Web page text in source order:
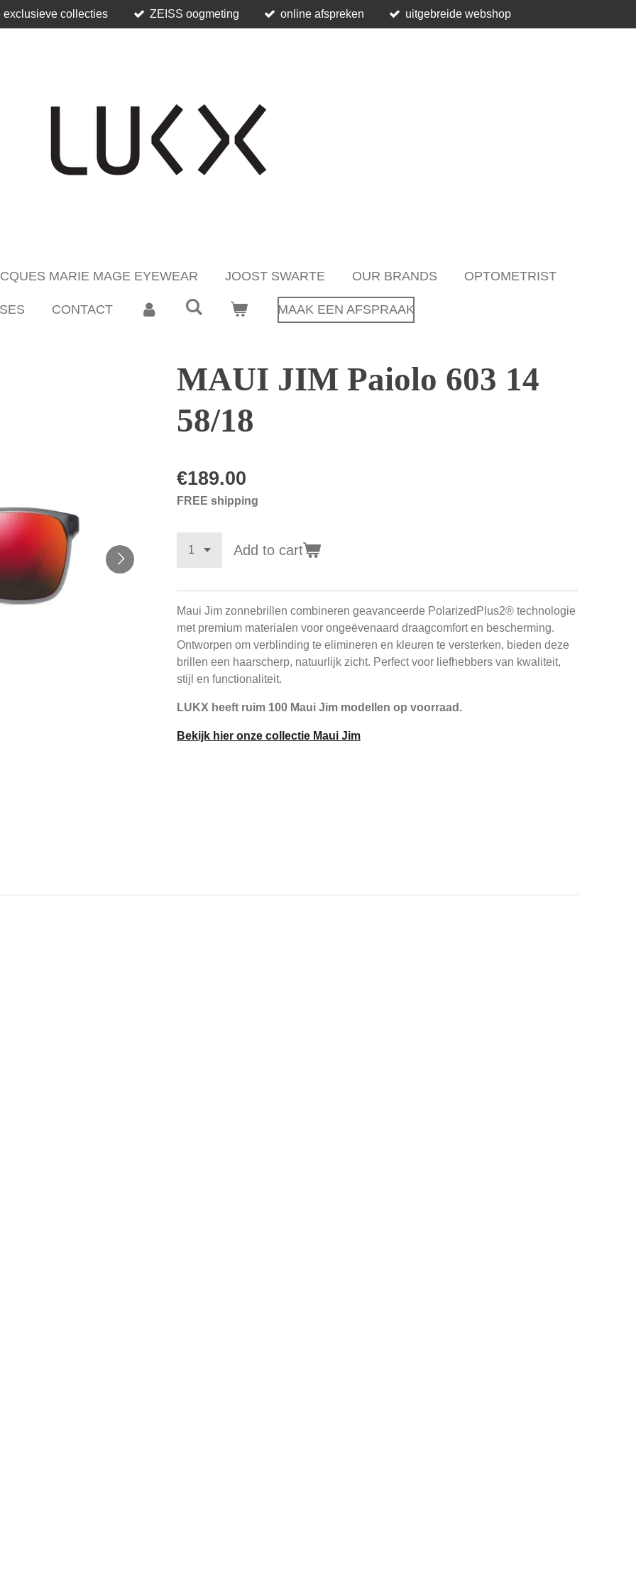
exclusieve collecties ZEISS oogmeting online afspreken uitgebreide webshop
MARIE MAGE EYEWEAR JOOST SWARTE OUR BRANDS OPTOMETRIST
CONTACT MAAK EEN AFSPRAAK
MAUI JIM Paiolo 603 14
58/18
€189.00
FREE shipping
Add to cart
Maui Jim zonnebrillen combineren geavanceerde PolarizedPlus2® technologie
met premium materialen voor ongeëvenaard draagcomfort en bescherming.
Ontworpen om verblinding te elimineren en kleuren te versterken, bieden deze
brillen een haarscherp, natuurlijk zicht. Perfect voor liefhebbers van kwaliteit,
stijl en functionaliteit.
LUKX heeft ruim 100 Maui Jim modellen op voorraad.
Bekijk hier onze collectie Maui Jim